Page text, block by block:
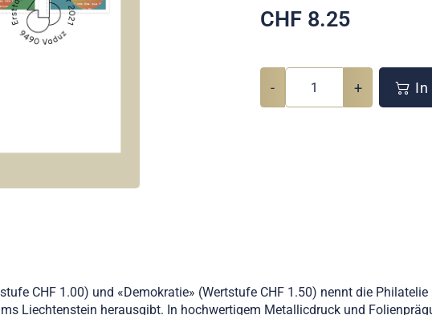
CHF 8.25
- + In
CHF 1.00) und «Demokratie» (Wertstufe CHF 1.50) nennt die
Liechtenstein herausgibt. In hochwertigem Metallicdruck und